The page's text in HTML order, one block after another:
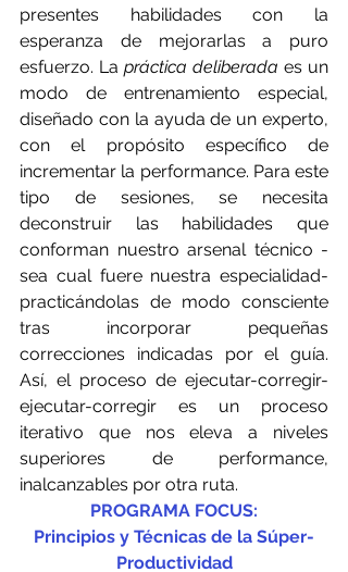
presentes habilidades con la
esperanza de mejorarlas a puro
esfuerzo. La práctica deliberada es un
modo de entrenamiento especial,
diseñado con la ayuda de un experto,
con el propósito específico de
incrementar la performance. Para este
tipo de sesiones, se necesita
deconstruir las habilidades que
conforman nuestro arsenal técnico -
sea cual fuere nuestra especialidad-
practicándolas de modo consciente
tras incorporar pequeñas
correcciones indicadas por el guía.
Así, el proceso de ejecutar-corregir-
ejecutar-corregir es un proceso
iterativo que nos eleva a niveles
superiores de performance,
inalcanzables por otra ruta.
PROGRAMA FOCUS:
Principios y Técnicas de la Súper-
Productividad